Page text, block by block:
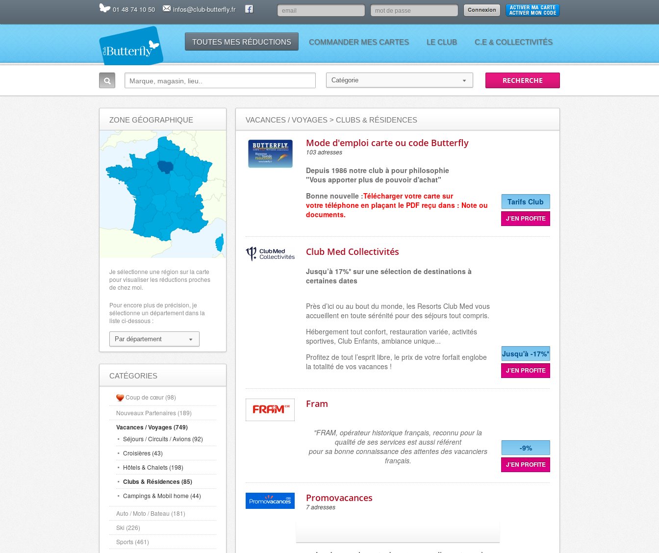
01 48 74 10 50 infos@club-butterfly.fr
TOUTES MES RÉDUCTIONS COMMANDER MES CARTES LE CLUB C.E & COLLECTIVITÉS
VACANCES / VOYAGES > CLUBS & RÉSIDENCES
Mode d'emploi carte ou code Butterfly
103 adresses
Depuis 1986 notre club à pour philosophie
"Vous apporter plus de pouvoir d'achat"
Bonne nouvelle :Télécharger votre carte sur
votre téléphone en plaçant le PDF reçu dans : Note ou
documents.
Tarifs Club
J'EN PROFITE
Club Med Collectivités
Jusqu’à 17%* sur une sélection de destinations à
certaines dates
Près d’ici ou au bout du monde, les Resorts Club Med vous
accueillent en toute sérénité pour des séjours tout compris.
Hébergement tout confort, restauration variée, activités
sportives, Club Enfants, ambiance unique...
Profitez de tout l’esprit libre, le prix de votre forfait englobe
la totalité de vos vacances !
Jusqu'à -17%*
J'EN PROFITE
Fram
"FRAM, opérateur historique français, reconnu pour la
qualité de ses services est aussi référent
pour sa bonne connaissance des attentes des vacanciers
français.
-9%
J'EN PROFITE
Promovacances
7 adresses
ZONE GÉOGRAPHIQUE
Je sélectionne une région sur la carte
pour visualiser les réductions proches
de chez moi.
Pour encore plus de précision, je
sélectionne un département dans la
liste ci-dessous :
CATÉGORIES
Coup de cœur (98)
Nouveaux Partenaires (189)
Vacances / Voyages (749)
Séjours / Circuits / Avions (92)
Croisières (43)
Hôtels & Chalets (198)
Clubs & Résidences (85)
Campings & Mobil home (44)
Auto / Moto / Bateau (181)
Ski (226)
Sports (461)